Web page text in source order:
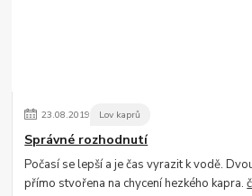
23.08.2019 Lov kaprů
Správné rozhodnutí
Počasí se lepší a je čas vyrazit k vodě.
přímo stvořena na chycení hezkého kapra.